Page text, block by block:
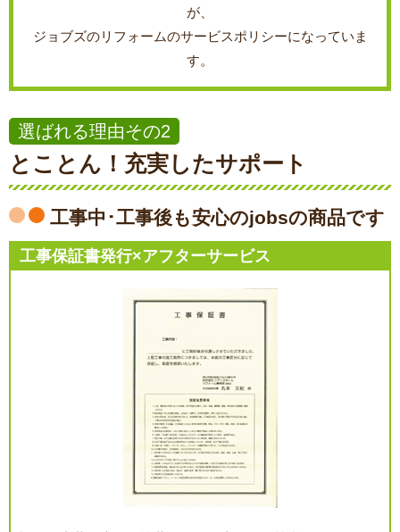
が、
ジョブズのリフォームのサービスポリシーになっていま
す。
選ばれる理由その2
とことん！充実したサポート
工事中･工事後も安心のjobsの商品です
工事保証書発行×アフターサービス